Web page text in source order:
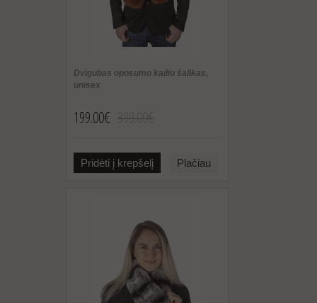
Dvigubas oposumo kailio šalikas,
unisex
199.00€
Pridėti į krepšelį Plačiau